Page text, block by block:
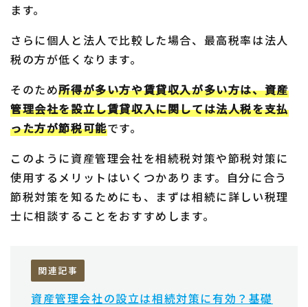
ます。
さらに個人と法人で比較した場合、最高税率は法人
税の方が低くなります。
そのため所得が多い方や賃貸収入が多い方は、資産
管理会社を設立し賃貸収入に関しては法人税を支払
った方が節税可能です。
このように資産管理会社を相続税対策や節税対策に
使用するメリットはいくつかあります。自分に合う
節税対策を知るためにも、まずは相続に詳しい税理
士に相談することをおすすめします。
関連記事
資産管理会社の設立は相続対策に有効？基礎